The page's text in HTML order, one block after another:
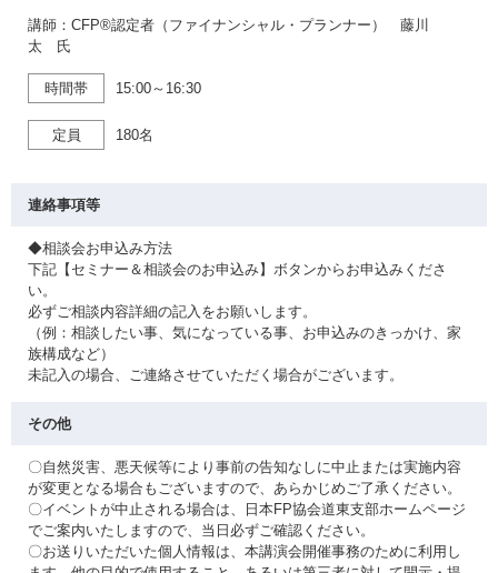
講師：CFP®認定者（ファイナンシャル・プランナー） 藤川
太 氏
時間帯 15:00～16:30
定員 180名
連絡事項等
◆相談会お申込み方法
下記【セミナー＆相談会のお申込み】ボタンからお申込みくださ
い。
必ずご相談内容詳細の記入をお願いします。
（例：相談したい事、気になっている事、お申込みのきっかけ、家
族構成など）
未記入の場合、ご連絡させていただく場合がございます。
その他
〇自然災害、悪天候等により事前の告知なしに中止または実施内容
が変更となる場合もございますので、あらかじめご了承ください。
〇イベントが中止される場合は、日本FP協会道東支部ホームページ
でご案内いたしますので、当日必ずご確認ください。
〇お送りいただいた個人情報は、本講演会開催事務のために利用し